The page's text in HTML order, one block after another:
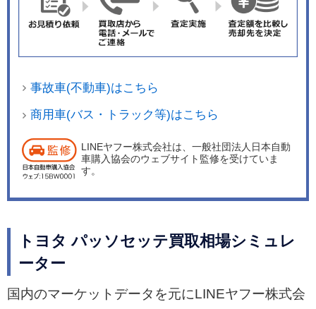
事故車(不動車)はこちら
商用車(バス・トラック等)はこちら
LINEヤフー株式会社は、一般社団法人日本自動
車購入協会のウェブサイト監修を受けていま
す。
トヨタ パッソセッテ買取相場シミュレ
ーター
国内のマーケットデータを元にLINEヤフー株式会